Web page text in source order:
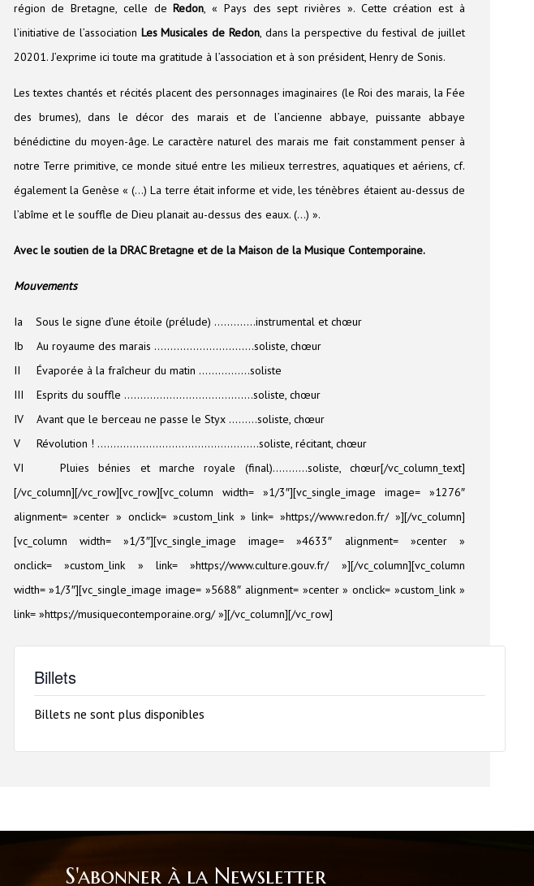
région de Bretagne, celle deRedon, « Pays des sept rivières ». Cette création est à
l’initiative de l’association Les Musicales de Redon, dans la perspective du festival de juillet
20201. J’exprime ici toute ma gratitude à l’association et à son président, Henry de Sonis.
Les textes chantés et récités placent des personnages imaginaires (le Roi des marais, la Fée
des brumes), dans le décor des marais et de l’ancienne abbaye, puissante abbaye
bénédictine du moyen-âge. Le caractère naturel des marais me fait constamment penser à
notre Terre primitive, ce monde situé entre les milieux terrestres, aquatiques et aériens, cf.
également la Genèse « (…) La terre était informe et vide, les ténèbres étaient au-dessus de
l’abîme et le souffle de Dieu planait au-dessus des eaux. (…) ».
Avec le soutien de la DRAC Bretagne et de la Maison de la Musique Contemporaine.
Mouvements
Ia Sous le signe d’une étoile (prélude) ………….instrumental et chœur
Ib Au royaume des marais ………………………….soliste, chœur
II Évaporée à la fraîcheur du matin …………….soliste
III Esprits du souffle ………………………………….soliste, chœur
IV Avant que le berceau ne passe le Styx ………soliste, chœur
V Révolution ! …………………………………………..soliste, récitant, chœur
VI Pluies bénies et marche royale (final)………..soliste, chœur[/vc_column_text]
[/vc_column][/vc_row][vc_row][vc_column width= »1/3″][vc_single_image image= »1276″
alignment= »center » onclick= »custom_link » link= »https://www.redon.fr/ »][/vc_column]
[vc_column width= »1/3″][vc_single_image image= »4633″ alignment= »center »
onclick= »custom_link » link= »https://www.culture.gouv.fr/ »][/vc_column][vc_column
width= »1/3″][vc_single_image image= »5688″ alignment= »center » onclick= »custom_link »
link= »https://musiquecontemporaine.org/ »][/vc_column][/vc_row]
Billets
Billets ne sont plus disponibles
S'abonner à la Newsletter